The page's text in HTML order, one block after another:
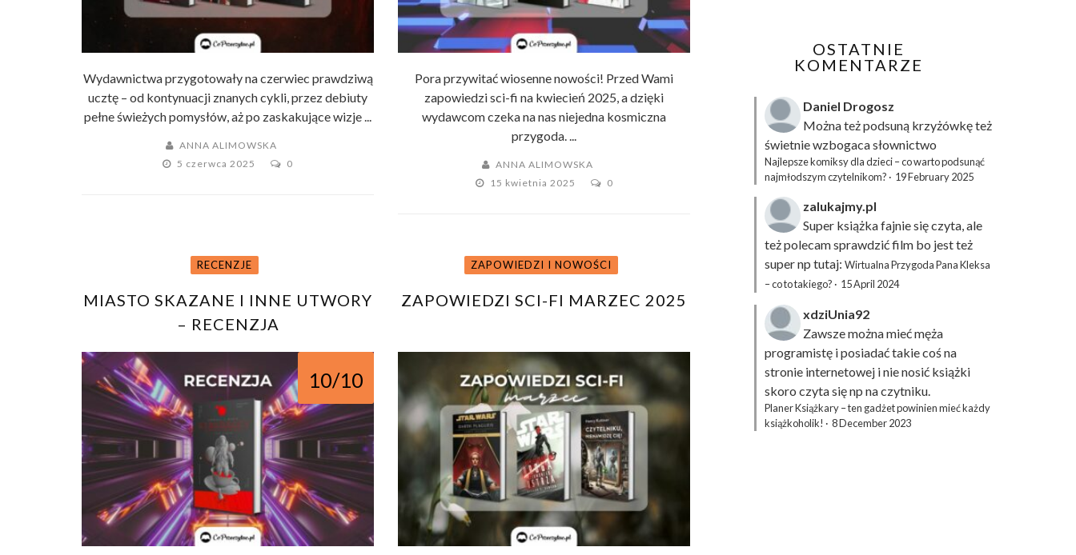
Wydawnictwa przygotowały na czerwiec prawdziwą
ucztę – od kontynuacji znanych cykli, przez debiuty
pełne świeżych pomysłów, aż po zaskakujące wizje ...
ANNA ALIMOWSKA
5 czerwca 2025
0
Pora przywitać wiosenne nowości! Przed Wami
zapowiedzi sci-fi na kwiecień 2025, a dzięki
wydawcom czeka na nas niejedna kosmiczna
przygoda. ...
ANNA ALIMOWSKA
15 kwietnia 2025
0
RECENZJE
MIASTO SKAZANE I INNE UTWORY
– RECENZJA
10/10
ZAPOWIEDZI I NOWOŚCI
ZAPOWIEDZI SCI-FI MARZEC 2025
OSTATNIE
KOMENTARZE
Daniel Drogosz
Można też podsuną krzyżówkęteż
świetnie wzbogaca słownictwo
Najlepsze komiksy dla dzieci – co warto podsunąć
najmłodszym czytelnikom? · 19 February 2025
zalukajmy.pl
Super książka fajnie się czyta, ale
też polecam sprawdzić film bo jest też
super np tutaj: Wirtualna Przygoda Pana Kleksa
– co to takiego? · 15 April 2024
xdziUnia92
Zawsze można mieć męża
programistę i posiadać takie coś na
stronie internetowej i nie nosić książki
skoro czyta się np na czytniku.
Planer Książkary – ten gadżet powinien mieć każdy
książkoholik! · 8 December 2023